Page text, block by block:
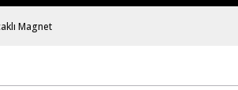
Magnet